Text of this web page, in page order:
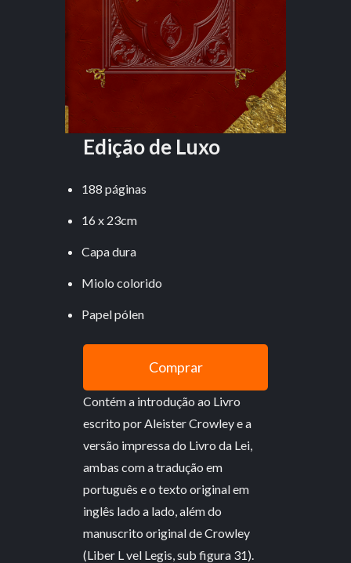
Edição de Luxo
188 páginas
16 x 23cm
Capa dura
Miolo colorido
Papel pólen
Comprar
Contém a introdução ao Livro
escrito por Aleister Crowley e a
versão impressa do Livro da Lei,
ambas com a tradução em
português e o texto original em
inglês lado a lado, além do
manuscrito original de Crowley
(Liber L vel Legis, sub figura 31).